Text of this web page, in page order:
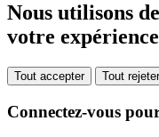
Nous utilisons
votre expérience
Tout accepter Tout rejeter
Connectez-vous